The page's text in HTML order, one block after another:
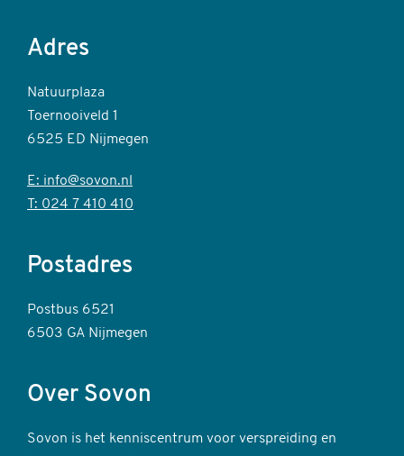
Adres
Natuurplaza
Toernooiveld 1
6525 ED Nijmegen
E: info@sovon.nl
T: 024 7 410 410
Postadres
Postbus 6521
6503 GA Nijmegen
Over Sovon
Sovon is het kenniscentrum voor verspreiding en